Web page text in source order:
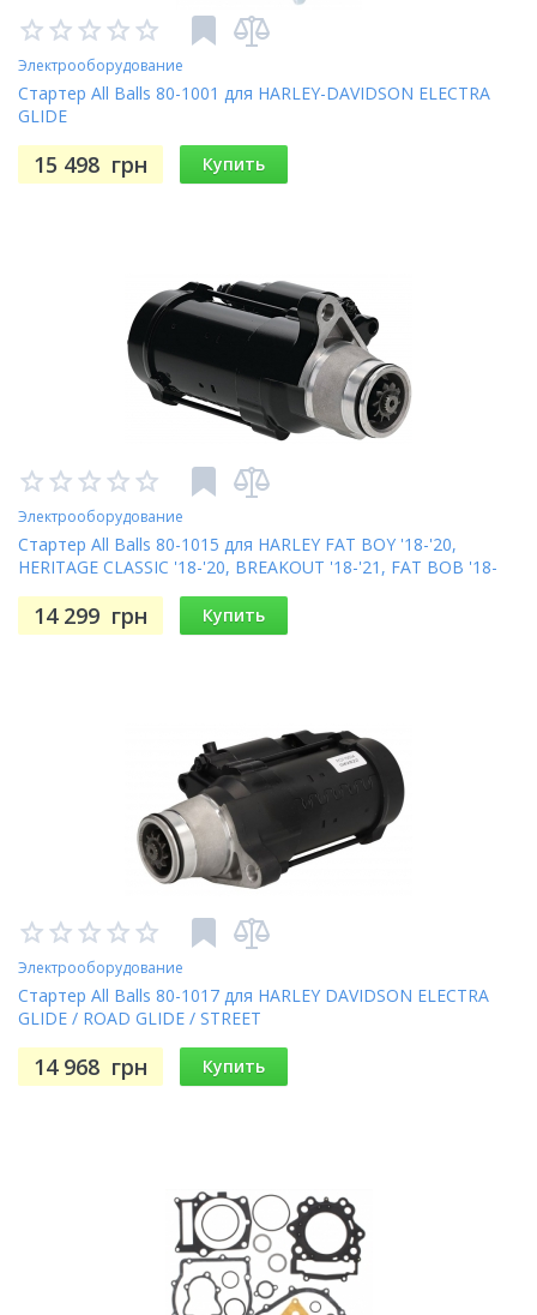
Электрооборудование
Стартер All Balls 80-1001 для HARLEY-DAVIDSON ELECTRA
GLIDE
15 498 грн Купить
Электрооборудование
Стартер All Balls 80-1015 для HARLEY FAT BOY '18-'20,
HERITAGE CLASSIC '18-'20, BREAKOUT '18-'21, FAT BOB '18-
14 299 грн Купить
Электрооборудование
Стартер All Balls 80-1017 для HARLEY DAVIDSON ELECTRA
GLIDE / ROAD GLIDE / STREET
14 968 грн Купить